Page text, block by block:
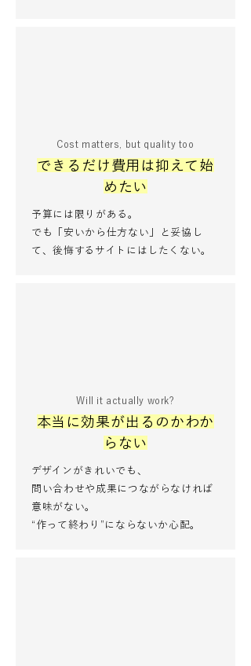
Cost matters, but quality too
できるだけ費用は抑えて始
めたい
予算には限りがある。
でも「安いから仕方ない」と妥協し
て、後悔するサイトにはしたくない。
Will it actually work?
本当に効果が出るのかわか
らない
デザインがきれいでも、
問い合わせや成果につながらなければ
意味がない。
“作って終わり”にならないか心配。